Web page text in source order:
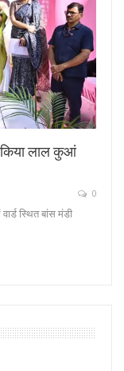
किया लाल कुआं
0
स्थित बांस मंडी